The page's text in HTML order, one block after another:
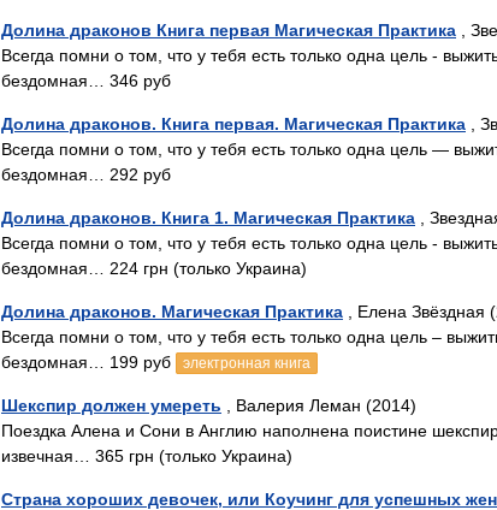
Долина драконов Книга первая Магическая Практика ,
Всегда помни о том, что у тебя есть только одна цель -
бездомная… 346 руб
Долина драконов. Книга первая. Магическая Практика ,
Всегда помни о том, что у тебя есть только одна цель —
бездомная… 292 руб
Долина драконов. Книга 1. Магическая Практика ,
Всегда помни о том, что у тебя есть только одна цель -
бездомная… 224 грн (только Украина)
Долина драконов. Магическая Практика , Елена Звёздная
Всегда помни о том, что у тебя есть только одна цель –
бездомная… 199 руб
электронная книга
Шекспир должен умереть , Валерия Леман (2014)
Поездка Алена и Сони в Англию наполнена поистине
извечная… 365 грн (только Украина)
Страна хороших девочек, или Коучинг для успешных